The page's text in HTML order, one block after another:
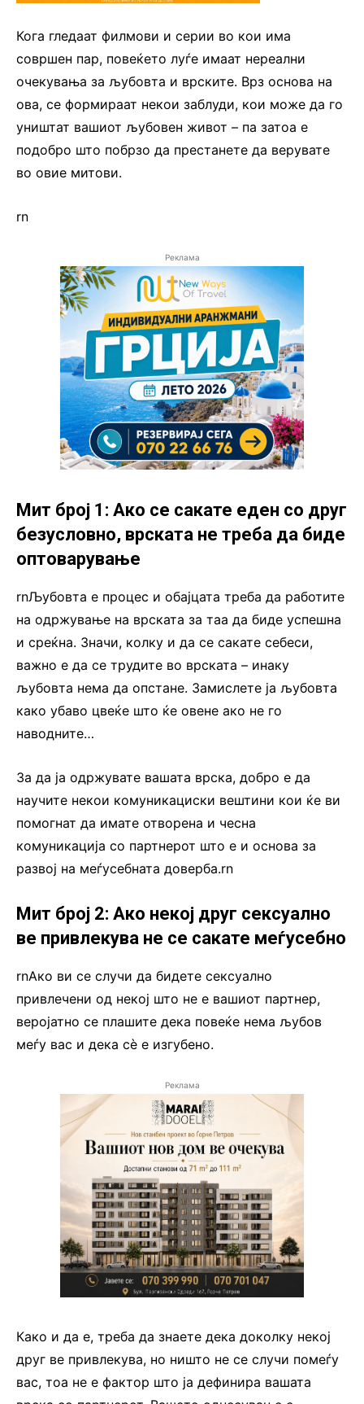
Кога гледаат филмови и серии во кои има
совршен пар, повеќето луѓе имаат нереални
очекувања за љубовта и врските. Врз основа на
ова, се формираат некои заблуди, кои може да го
уништат вашиот љубовен живот – па затоа е
подобро што побрзо да престанете да верувате
во овие митови.
rn
Реклама
Мит број 1: Ако се сакате еден со друг
безусловно, врската не треба да биде
оптоварување
rnЉубовта е процес и обајцата треба да работите
на одржување на врската за таа да биде успешна
и среќна. Значи, колку и да се сакате себеси,
важно е да се трудите во врската – инаку
љубовта нема да опстане. Замислете ја љубовта
како убаво цвеќе што ќе овене ако не го
наводните…
За да ја одржувате вашата врска, добро е да
научите некои комуникациски вештини кои ќе ви
помогнат да имате отворена и чесна
комуникација со партнерот што е и основа за
развој на меѓусебната доверба.rn
Мит број 2: Ако некој друг сексуално
ве привлекува не се сакате меѓусебно
rnАко ви се случи да бидете сексуално
привлечени од некој што не е вашиот партнер,
веројатно се плашите дека повеќе нема љубов
меѓу вас и дека сè е изгубено.
Реклама
Како и да е, треба да знаете дека доколку некој
друг ве привлекува, но ништо не се случи помеѓу
вас, тоа не е фактор што ја дефинира вашата